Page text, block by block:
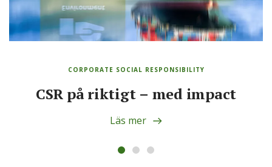
CORPORATE SOCIAL RESPONSIBILITY
CSR på riktigt – med impact
Läs mer